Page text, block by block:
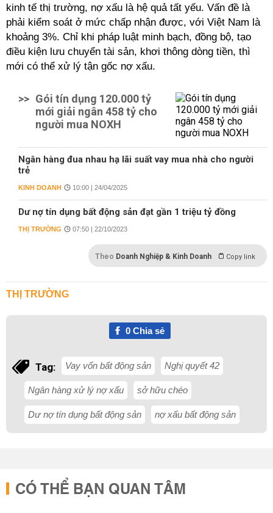
kinh tế thị trường, nợ xấu là hệ quả tất yếu. Vấn đề là
phải kiểm soát ở mức chấp nhận được, với Việt Nam là
khoảng 3%. Chỉ khi pháp luật minh bạch, đồng bộ, tạo
điều kiện lưu chuyển tài sản, khơi thông dòng tiền, thì
mới có thể xử lý tận gốc nợ xấu.
>> Gói tín dụng 120.000 tỷ
mới giải ngân 458 tỷ cho
người mua NOXH
Ngân hàng đua nhau hạ lãi suất vay mua nhà cho người
trẻ
KINH DOANH 10:00 | 24/04/2025
Dư nợ tín dụng bất động sản đạt gần 1 triệu tỷ đồng
THỊ TRƯỜNG 07:50 | 22/10/2023
Theo Doanh Nghiệp & Kinh Doanh Copy link
THỊ TRƯỜNG
0Chia sẻ
Tag: Vay vốn bất động sản Nghị quyết 42
Ngân hàng xử lý nợ xấu sở hữu chéo
Dư nợ tín dụng bất động sản nợ xấu bất động sản
CÓ THỂ BẠN QUAN TÂM